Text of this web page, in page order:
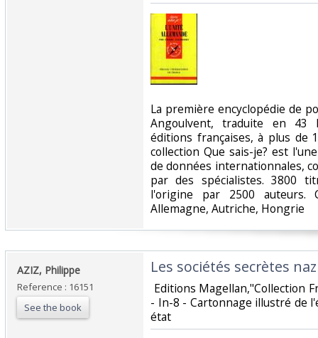
‎La première encyclopédie de
Angoulvent, traduite en 43
éditions françaises, à plus de
collection Que sais-je? est
de données internationnales,
par des spécialistes. 3800
l'origine par 2500 auteurs.
Allemagne, Autriche, Hongrie‎
‎AZIZ, Philippe‎
Reference : 16151
See the book
‎Les sociétés secrètes
Editions Magellan,"Collection
- In-8 - Cartonnage illustré de
état‎